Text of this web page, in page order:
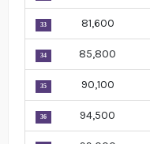
33 81,600
34 85,800
35 90,100
36 94,500